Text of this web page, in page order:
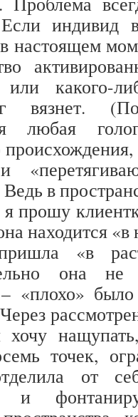
индивид
настоящем
или какого-
вязнет.
любая
в
прошу
находится
«в
она
«плохо»
точек,
от
и